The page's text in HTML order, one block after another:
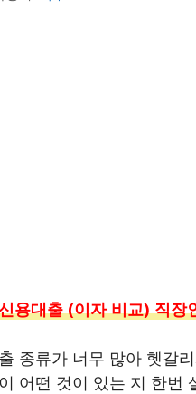
용대출 (이자 비교) 직장
종류가 너무 많아 헷갈
어떤 것이 있는 지 한번